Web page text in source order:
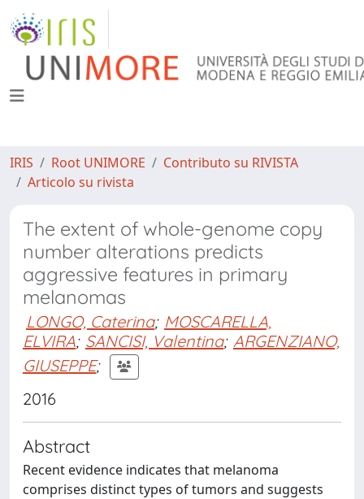
IRIS Root UNIMORE
Contributo su RIVISTA
Articolo su rivista
The extent of whole-genome copy
number alterations predicts
aggressive features in primary
melanomas
LONGO, Caterina; MOSCARELLA,
ELVIRA; SANCISI, Valentina; ARGENZIANO,
GIUSEPPE;
2016
Abstract
Recent evidence indicates that melanoma
comprises distinct types of tumors and suggests